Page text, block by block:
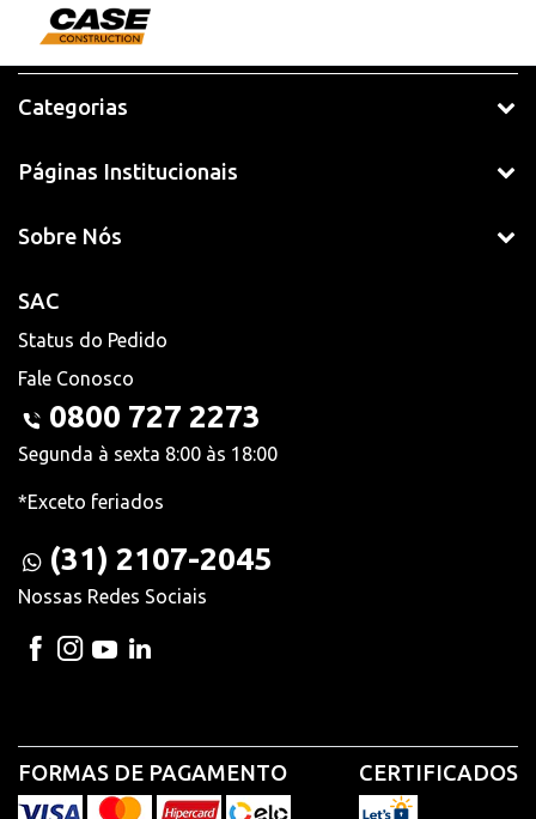
Categorias
Páginas Institucionais
Sobre Nós
SAC
Status do Pedido
Fale Conosco
0800 727 2273
Segunda à sexta 8:00 às 18:00
*Exceto feriados
(31) 2107-2045
Nossas Redes Sociais
FORMAS DE PAGAMENTO CERTIFICADOS